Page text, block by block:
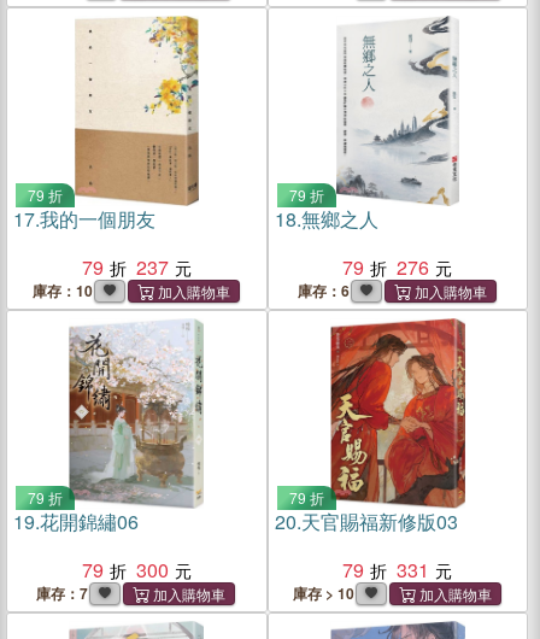
79 折
17.我的一個朋友
79
237
庫存：10
79 折
18.無鄉之人
79
276
庫存：6
79 折
19.花開錦繡06
79
300
庫存：7
79 折
20.天官賜福新修版03
79
331
庫存 > 10